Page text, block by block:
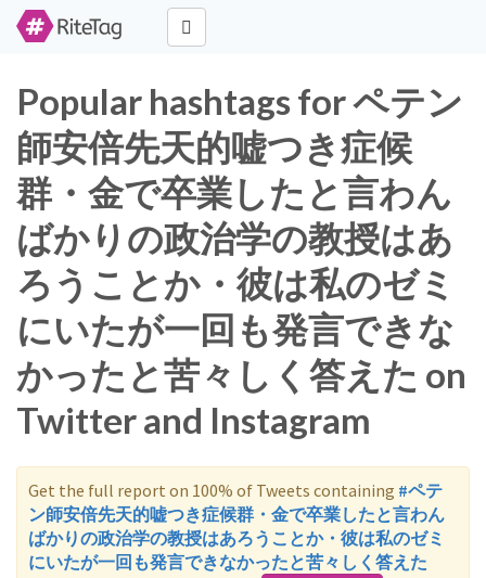
Popular hashtags for ペテン
師安倍先天的嘘つき症候
群・金で卒業したと言わん
ばかりの政治学の教授はあ
ろうことか・彼は私のゼミ
にいたが一回も発言できな
かったと苦々しく答えた on
Twitter and Instagram
Get the full report on 100% of Tweets containing #ペテ
ン師安倍先天的嘘つき症候群・金で卒業したと言わん
ばかりの政治学の教授はあろうことか・彼は私のゼミ
にいたが一回も発言できなかったと苦々しく答えた